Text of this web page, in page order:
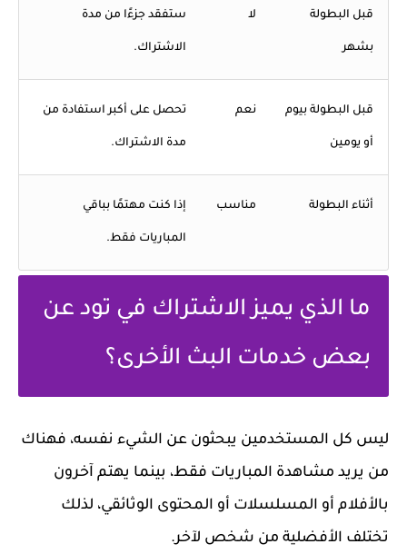
قبل البطولة
بشهر
لا ستفقد جزءًا من مدة
الاشتراك.
قبل البطولة بيوم
أو يومين
نعم تحصل على أكبر استفادة من
مدة الاشتراك.
أثناء البطولة مناسب إذا كنت مهتمًا بباقي
المباريات فقط.
ما الذي يميز الاشتراك في تود عن
بعض خدمات البث الأخرى؟
ليس كل المستخدمين يبحثون عن الشيء نفسه، فهناك
من يريد مشاهدة المباريات فقط، بينما يهتم آخرون
بالأفلام أو المسلسلات أو المحتوى الوثائقي، لذلك
تختلف الأفضلية من شخص لآخر.